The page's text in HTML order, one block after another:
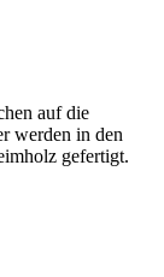
auf die
werden in den
gefertigt.